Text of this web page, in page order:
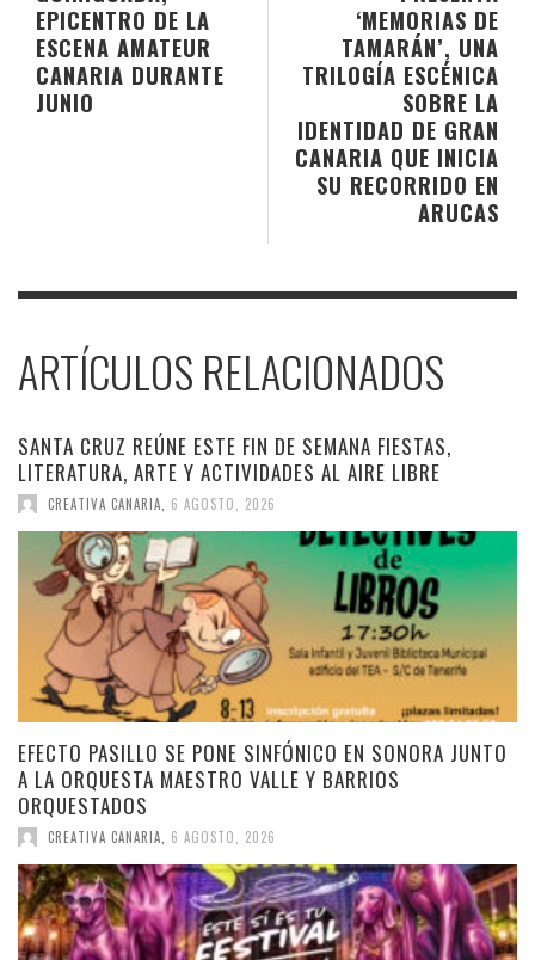
‘MEMORIAS DE
TAMARÁN’, UNA
TRILOGÍA ESCÉNICA
SOBRE LA
IDENTIDAD DE GRAN
CANARIA QUE INICIA
SU RECORRIDO EN
ARUCAS
EPICENTRO DE LA
ESCENA AMATEUR
CANARIA DURANTE
JUNIO
ARTÍCULOS RELACIONADOS
SANTA CRUZ REÚNE ESTE FIN DE SEMANA FIESTAS,
LITERATURA, ARTE Y ACTIVIDADES AL AIRE LIBRE
CREATIVA CANARIA 6 AGOSTO, 2026
EFECTO PASILLO SE PONE SINFÓNICO EN SONORA JUNTO
A LA ORQUESTA MAESTRO VALLE Y BARRIOS
ORQUESTADOS
CREATIVA CANARIA 6 AGOSTO, 2026